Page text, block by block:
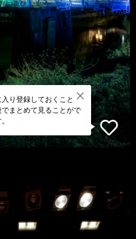
入り登録しておくこと
まとめて見ることがで